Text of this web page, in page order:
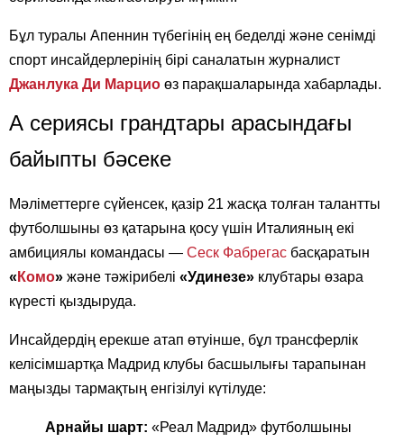
Бұл туралы Апеннин түбегінің ең беделді және сенімді
спорт инсайдерлерінің бірі саналатын журналист
Джанлука Ди Марцио өз парақшаларында хабарлады.
А сериясы грандтары арасындағы
байыпты бәсеке
Мәліметтерге сүйенсек, қазір 21 жасқа толған талантты
футболшыны өз қатарына қосу үшін Италияның екі
амбициялы командасы — Сеск Фабрегас басқаратын
« Комо» және тәжірибелі «Удинезе» клубтары өзара
күресті қыздыруда.
Инсайдердің ерекше атап өтуінше, бұл трансферлік
келісімшартқа Мадрид клубы басшылығы тарапынан
маңызды тармақтың енгізілуі күтілуде:
Арнайы шарт: «Реал Мадрид» футболшыны